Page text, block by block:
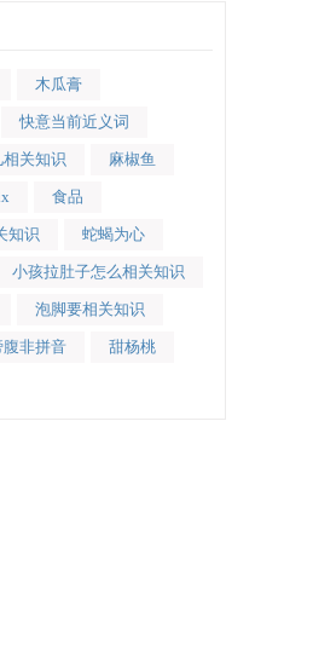
木瓜膏
快意当前近义词
相关知识 麻椒鱼
食品
知识 蛇蝎为心
小孩拉肚子怎么相关知识
泡脚要相关知识
腹非拼音 甜杨桃